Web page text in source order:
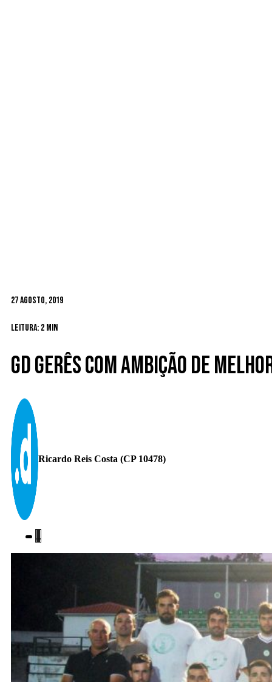
27 Agosto, 2019
Leitura: 2 min
GD Gerês com ambição de
Ricardo Reis Costa (CP 10478)